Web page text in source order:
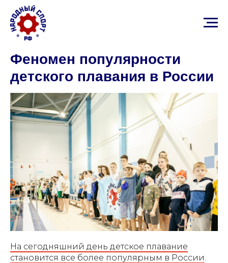
Феномен популярности
детского плавания в России
На сегодняшний день детское плавание
становится все более популярным в России.